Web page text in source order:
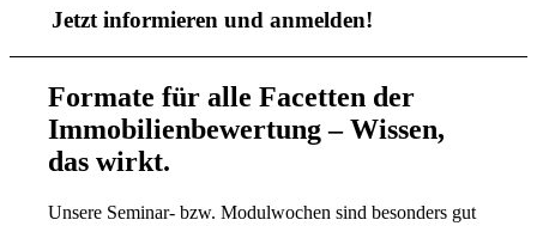
Jetzt informieren und anmelden!
Formate für alle Facetten der
Immobilienbewertung – Wissen,
das wirkt.
Unsere Seminar- bzw. Modulwochen sind besonders gut